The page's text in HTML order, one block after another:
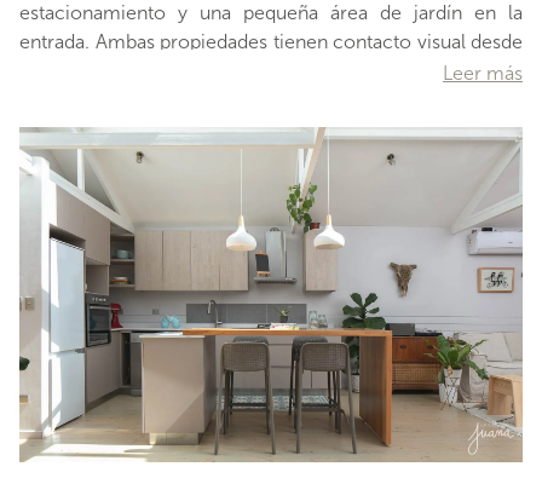
estacionamiento y una pequeña área de jardín en la
entrada. Ambas propiedades tienen contacto visual desde
la zona del huerto de la casa principal, sin embargo,
que podrás detallar de la propiedad es su fachada
contemporánea, acompañada por el jardín frondoso, que
termina en un espacio tipo invernadero ideal para los
amantes de las platas.
Una vez que ingresas a la cómoda casa monoambiente,
verás integradas una moderna y cómoda cocina con
cubierta de cuarzo y madera, living/comedor y
dormitorio de manera inteligente y hermosa. El esp
…
Leer más